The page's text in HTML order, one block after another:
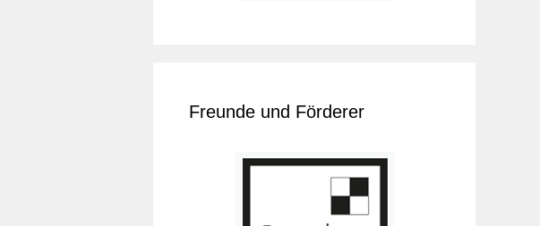
Freunde und Förderer